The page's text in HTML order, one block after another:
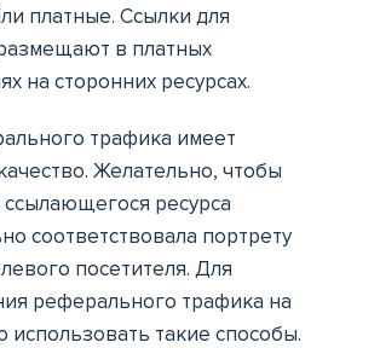
платные. Ссылки для
в платных
на сторонних ресурсах.
трафика имеет
Желательно, чтобы
ссылающегося ресурса
соответствовала портрету
посетителя. Для
реферального трафика на
использовать такие способы.